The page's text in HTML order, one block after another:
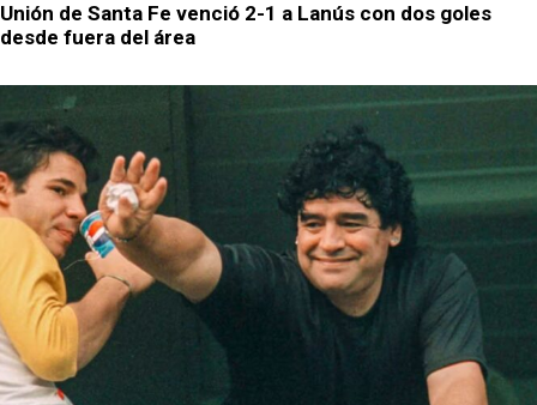
Unión de Santa Fe venció 2-1 a Lanús con dos goles
desde fuera del área